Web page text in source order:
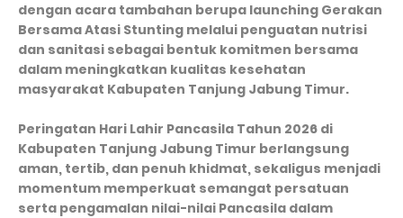
dengan acara tambahan berupa launching Gerakan
Bersama Atasi Stunting melalui penguatan nutrisi
dan sanitasi sebagai bentuk komitmen bersama
dalam meningkatkan kualitas kesehatan
masyarakat Kabupaten Tanjung Jabung Timur.
Peringatan Hari Lahir Pancasila Tahun 2026 di
Kabupaten Tanjung Jabung Timur berlangsung
aman, tertib, dan penuh khidmat, sekaligus menjadi
momentum memperkuat semangat persatuan
serta pengamalan nilai-nilai Pancasila dalam